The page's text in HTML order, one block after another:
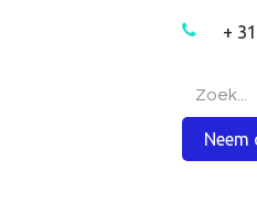
Contact
+
Neem